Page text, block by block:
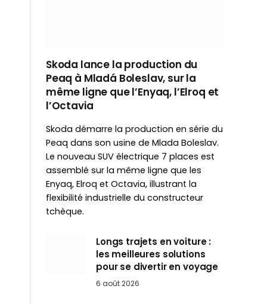
Skoda lance la production du
Peaq à Mladá Boleslav, sur la
même ligne que l’Enyaq, l’Elroq et
l’Octavia
Skoda démarre la production en série du
Peaq dans son usine de Mlada Boleslav.
Le nouveau SUV électrique 7 places est
assemblé sur la même ligne que les
Enyaq, Elroq et Octavia, illustrant la
flexibilité industrielle du constructeur
tchèque.
Longs trajets en voiture :
les meilleures solutions
pour se divertir en voyage
6 août 2026